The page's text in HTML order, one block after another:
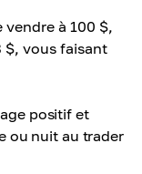
vendre à 100 $,
$, vous faisant
positif et
ou nuit au trader